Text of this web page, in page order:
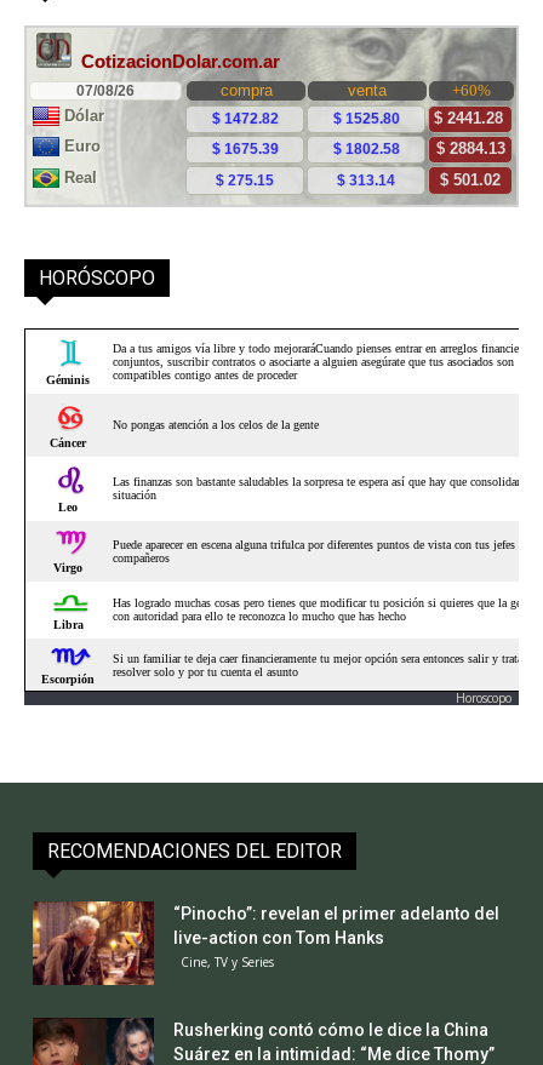
HORÓSCOPO
Horoscopo
RECOMENDACIONES DEL EDITOR
“Pinocho”: revelan el primer adelanto del
live-action con Tom Hanks
Cine, TV y Series
Rusherking contó cómo le dice la China
Suárez en la intimidad: “Me dice Thomy”